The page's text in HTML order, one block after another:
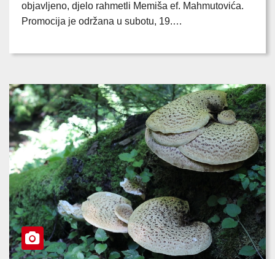
objavljeno, djelo rahmetli Memiša ef. Mahmutovića.
Promocija je održana u subotu, 19.…